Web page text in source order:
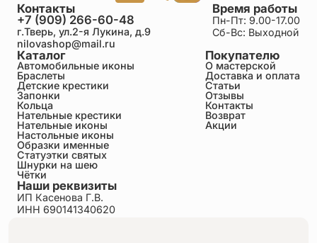
Каталог
Автомобильные иконы
Браслеты
Детские крестики
Запонки
Кольца
Нательные крестики
Нательные иконы
Настольные иконы
Образки именные
Статуэтки святых
Шнурки на шею
Чётки
Покупателю
О мастерской
Доставка и оплата
Статьи
Отзывы
Контакты
Возврат
Акции
Время работы
Пн-Пт: 9.00-17.00
Сб-Вс: Выходной
Контакты
+7 (909) 266-60-48
г.Тверь, ул.2-я Лукина, д.9
nilovashop@mail.ru
Наши реквизиты
ИП Касенова Г.В.
ИНН 690141340620